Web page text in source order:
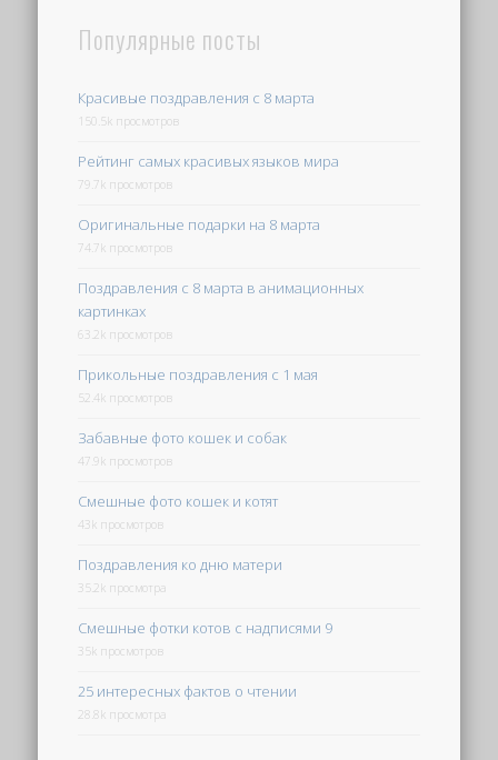
Популярные посты
Красивые поздравления с 8 марта
150.5k просмотров
Рейтинг самых красивых языков мира
79.7k просмотров
Оригинальные подарки на 8 марта
74.7k просмотров
Поздравления с 8 марта в анимационных
картинках
63.2k просмотров
Прикольные поздравления с 1 мая
52.4k просмотров
Забавные фото кошек и собак
47.9k просмотров
Смешные фото кошек и котят
43k просмотров
Поздравления ко дню матери
35.2k просмотра
Смешные фотки котов с надписями 9
35k просмотров
25 интересных фактов о чтении
28.8k просмотра